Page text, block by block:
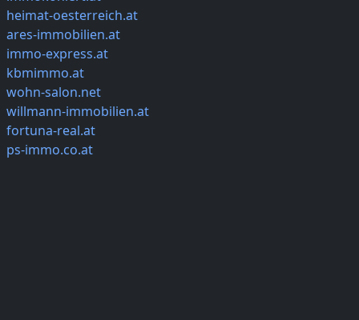
heimat-oesterreich.at
ares-immobilien.at
immo-express.at
kbmimmo.at
wohn-salon.net
willmann-immobilien.at
fortuna-real.at
ps-immo.co.at